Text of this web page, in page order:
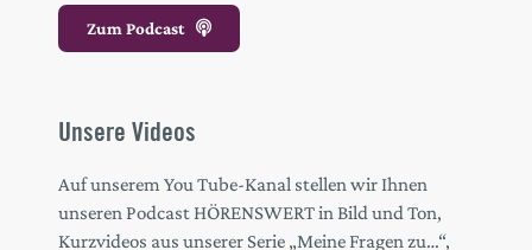
Zum Podcast
Unsere Videos
Auf unserem You Tube-Kanal stellen wir Ihnen
unseren Podcast HÖRENSWERT in Bild und Ton,
Kurzvideos aus unserer Serie „Meine Fragen zu…“,